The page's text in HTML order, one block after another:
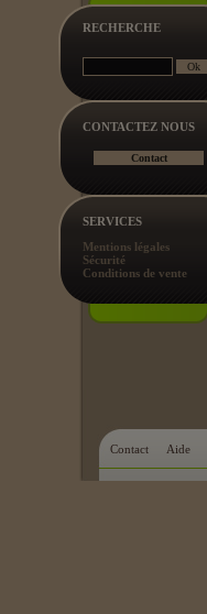
RECHERCHE
CONTACTEZ NOUS
SERVICES
Mentions légales
Sécurité
Conditions de vente
Contact Aide